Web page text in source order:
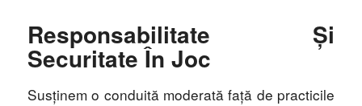
Responsabilitate Și
Securitate În Joc
Susținem o conduită moderată față de practicile